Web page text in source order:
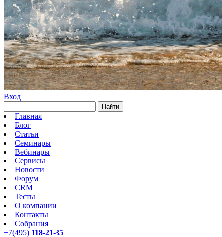
Вход
Найти
Главная
Блог
Статьи
Семинары
Вебинары
Сервисы
Новости
Форум
CRM
Тесты
О компании
Контакты
Собрания
+7(495) 118-21-35